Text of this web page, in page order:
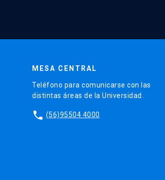
MESA CENTRAL
Teléfono para comunicarse con las
distintas áreas de la Universidad.
phone (56)95504 4000